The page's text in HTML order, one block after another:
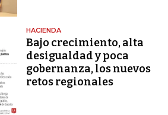
HACIENDA
Bajo crecimiento, alta
desigualdad y poca
gobernanza, los nuevos
retos regionales